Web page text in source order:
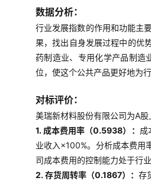
数据分析：
行业发展指数的作用和功能主
果，找出自身发展过程中的优
药制造业、专用化学产品制造
位，使这个公共产品更好地为
对标评价：
美瑞新材料股份有限公司为A
1. 成本费用率（0.5938）： 成
业收入×100%。分析成本费用
司成本费用的控制能力处于行
2. 存货周转率（0.1867）：存